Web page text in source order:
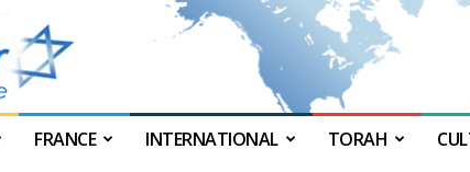
FRANCE INTERNATIONAL TORAH